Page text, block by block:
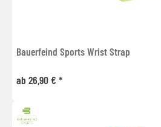
Bauerfeind Sports Wrist Strap
ab 26,90 € *